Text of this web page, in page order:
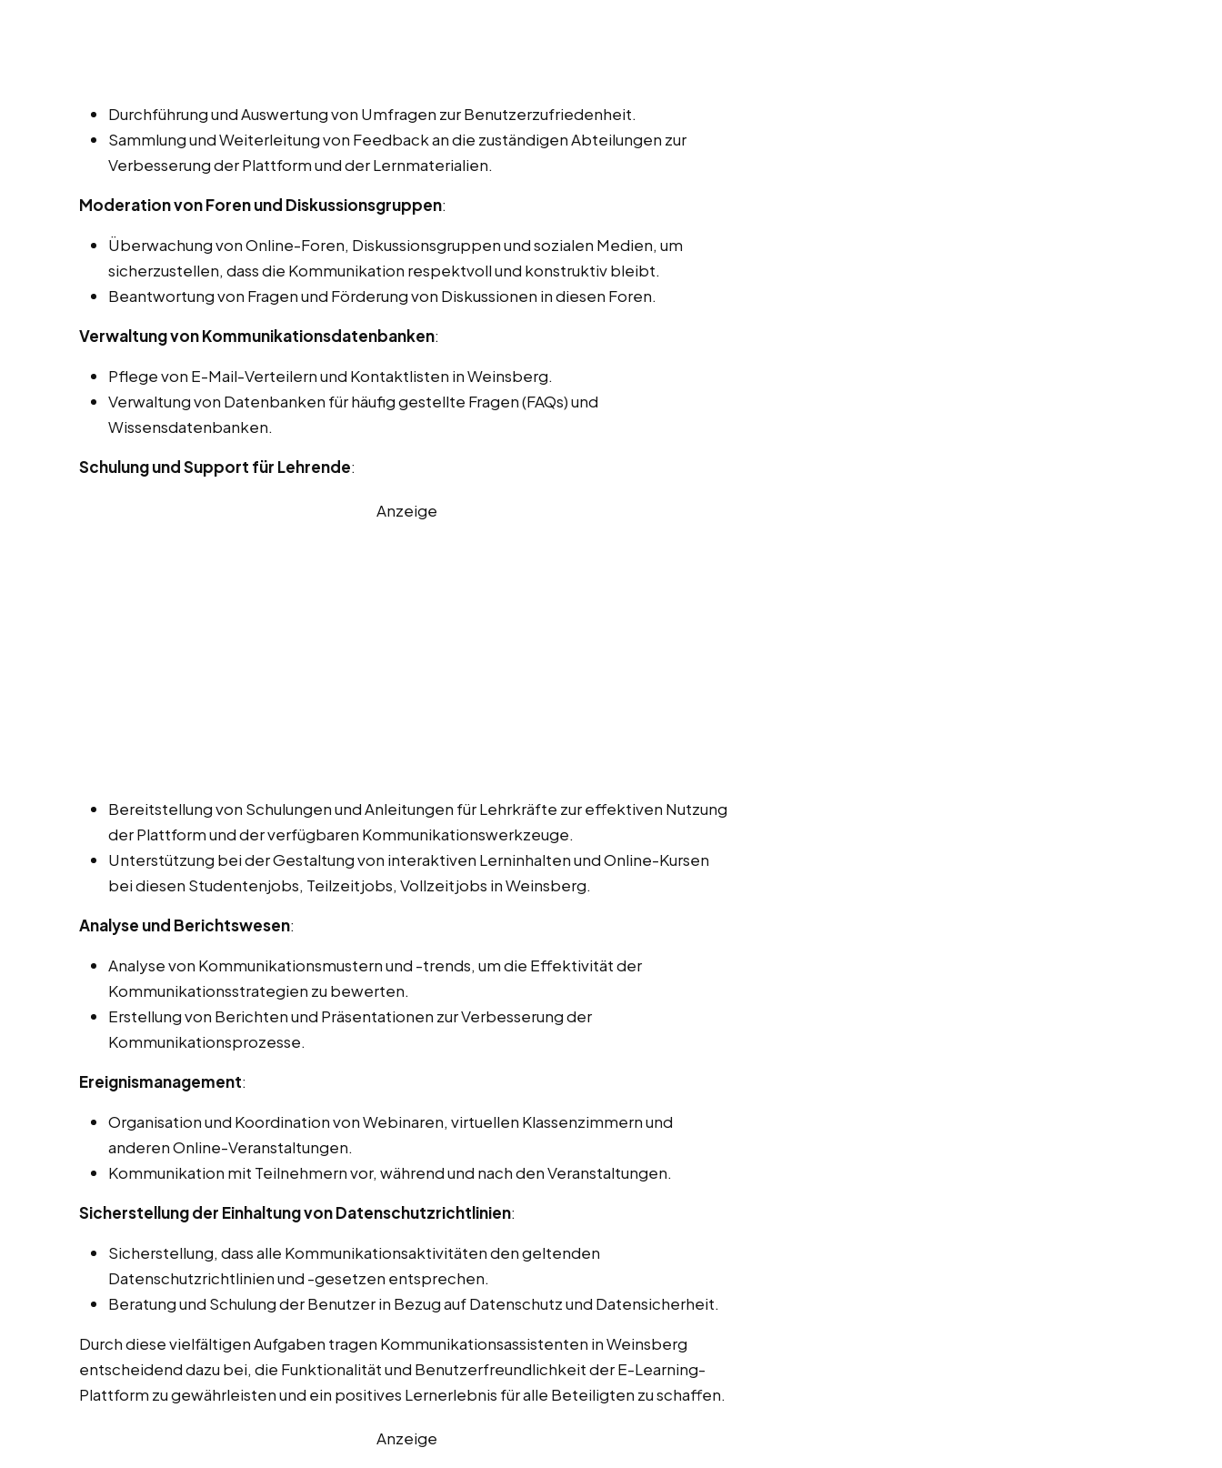
Durchführung und Auswertung von Umfragen zur Benutzerzufriedenheit.
Sammlung und Weiterleitung von Feedback an die zuständigen Abteilungen zur
Verbesserung der Plattform und der Lernmaterialien.
Moderation von Foren und Diskussionsgruppen:
Überwachung von Online-Foren, Diskussionsgruppen und sozialen Medien, um
sicherzustellen, dass die Kommunikation respektvoll und konstruktiv bleibt.
Beantwortung von Fragen und Förderung von Diskussionen in diesen Foren.
Verwaltung von Kommunikationsdatenbanken:
Pflege von E-Mail-Verteilern und Kontaktlisten in Weinsberg.
Verwaltung von Datenbanken für häufig gestellte Fragen (FAQs) und
Wissensdatenbanken.
Schulung und Support für Lehrende:
Anzeige
Bereitstellung von Schulungen und Anleitungen für Lehrkräfte zur effektiven Nutzung
der Plattform und der verfügbaren Kommunikationswerkzeuge.
Unterstützung bei der Gestaltung von interaktiven Lerninhalten und Online-Kursen
bei diesen Studentenjobs, Teilzeitjobs, Vollzeitjobs in Weinsberg.
Analyse und Berichtswesen:
Analyse von Kommunikationsmustern und -trends, um die Effektivität der
Kommunikationsstrategien zu bewerten.
Erstellung von Berichten und Präsentationen zur Verbesserung der
Kommunikationsprozesse.
Ereignismanagement:
Organisation und Koordination von Webinaren, virtuellen Klassenzimmern und
anderen Online-Veranstaltungen.
Kommunikation mit Teilnehmern vor, während und nach den Veranstaltungen.
Sicherstellung der Einhaltung von Datenschutzrichtlinien:
Sicherstellung, dass alle Kommunikationsaktivitäten den geltenden
Datenschutzrichtlinien und -gesetzen entsprechen.
Beratung und Schulung der Benutzer in Bezug auf Datenschutz und Datensicherheit.
Durch diese vielfältigen Aufgaben tragen Kommunikationsassistenten in Weinsberg
entscheidend dazu bei, die Funktionalität und Benutzerfreundlichkeit der E-Learning-
Plattform zu gewährleisten und ein positives Lernerlebnis für alle Beteiligten zu schaffen.
Anzeige